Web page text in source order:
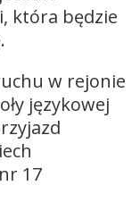
która będzie
w rejonie
językowej
17